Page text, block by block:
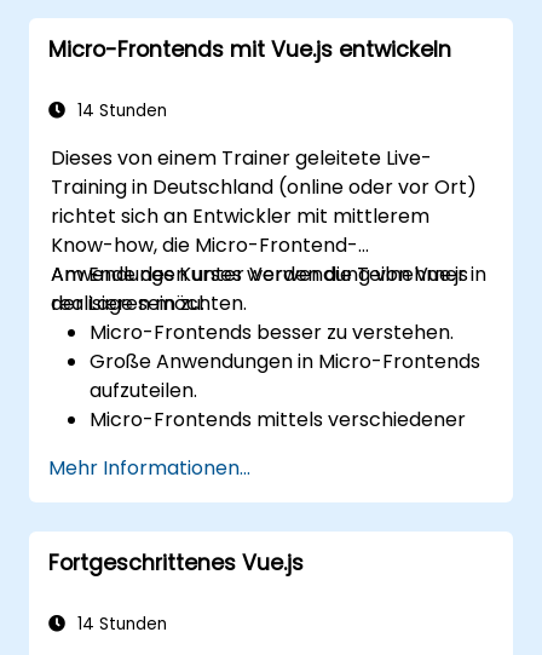
Micro-Frontends mit Vue.js entwickeln
14 Stunden
Dieses von einem Trainer geleitete Live-
Training in Deutschland (online oder vor Ort)
richtet sich an Entwickler mit mittlerem
Know-how, die Micro-Frontend-
Anwendungen unter Verwendung von Vue.js
realisieren möchten.
Am Ende des Kurses werden die Teilnehmer in
der Lage sein zu:
Micro-Frontends besser zu verstehen.
Große Anwendungen in Micro-Frontends
aufzuteilen.
Micro-Frontends mittels verschiedener
Mit Vue.js Micro-Frontend-Anwendungen
zu entwickeln.
Mehr Informationen...
Fortgeschrittenes Vue.js
14 Stunden